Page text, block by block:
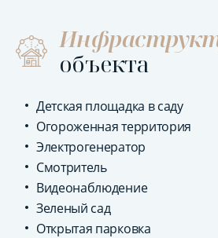
объекта
Детская площадка в саду
Огороженная территория
Электрогенератор
Смотритель
Видеонаблюдение
Зеленый сад
Открытая парковка